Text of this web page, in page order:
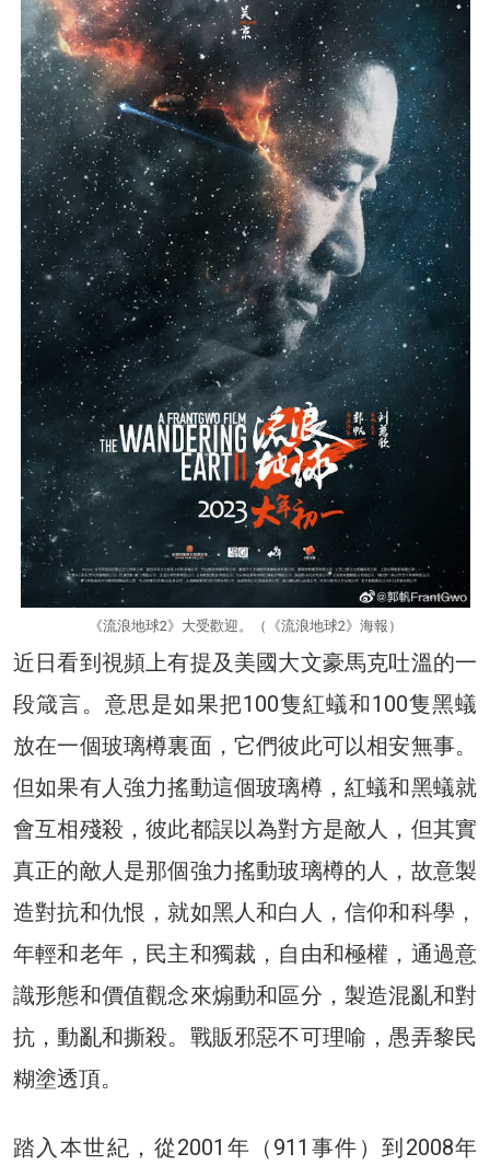
《流浪地球2》大受歡迎。（《流浪地球2》海報）
近日看到視頻上有提及美國大文豪馬克吐溫的一
段箴言。意思是如果把100隻紅蟻和100隻黑蟻
放在一個玻璃樽裏面，它們彼此可以相安無事。
但如果有人強力搖動這個玻璃樽，紅蟻和黑蟻就
會互相殘殺，彼此都誤以為對方是敵人，但其實
真正的敵人是那個強力搖動玻璃樽的人，故意製
造對抗和仇恨，就如黑人和白人，信仰和科學，
年輕和老年，民主和獨裁，自由和極權，通過意
識形態和價值觀念來煽動和區分，製造混亂和對
抗，動亂和撕殺。戰販邪惡不可理喻，愚弄黎民
糊塗透頂。
踏入本世紀，從2001年（911事件）到2008年